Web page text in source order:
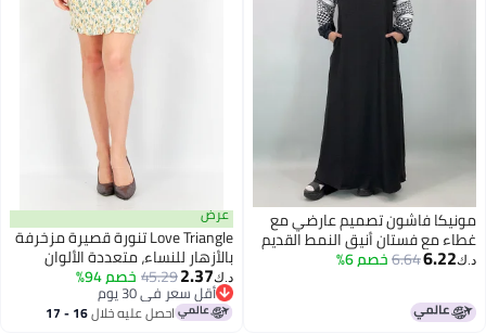
مونيكا فاشون تصميم عارضي مع
غطاء مع فستان أنيق النمط القديم
المستوحى التنانير الطويلة العرقية
د.ك‏6.22
6.64خصم 6%
عرض
Love Triangle تنورة قصيرة مزخرفة
بالأزهار للنساء، متعددة الألوان
د.ك‏2.37
45.29خصم 94%
أقل سعر في 30 يوم
أقل سعر في 30 يوماحصل عليه خلال 16 - 17